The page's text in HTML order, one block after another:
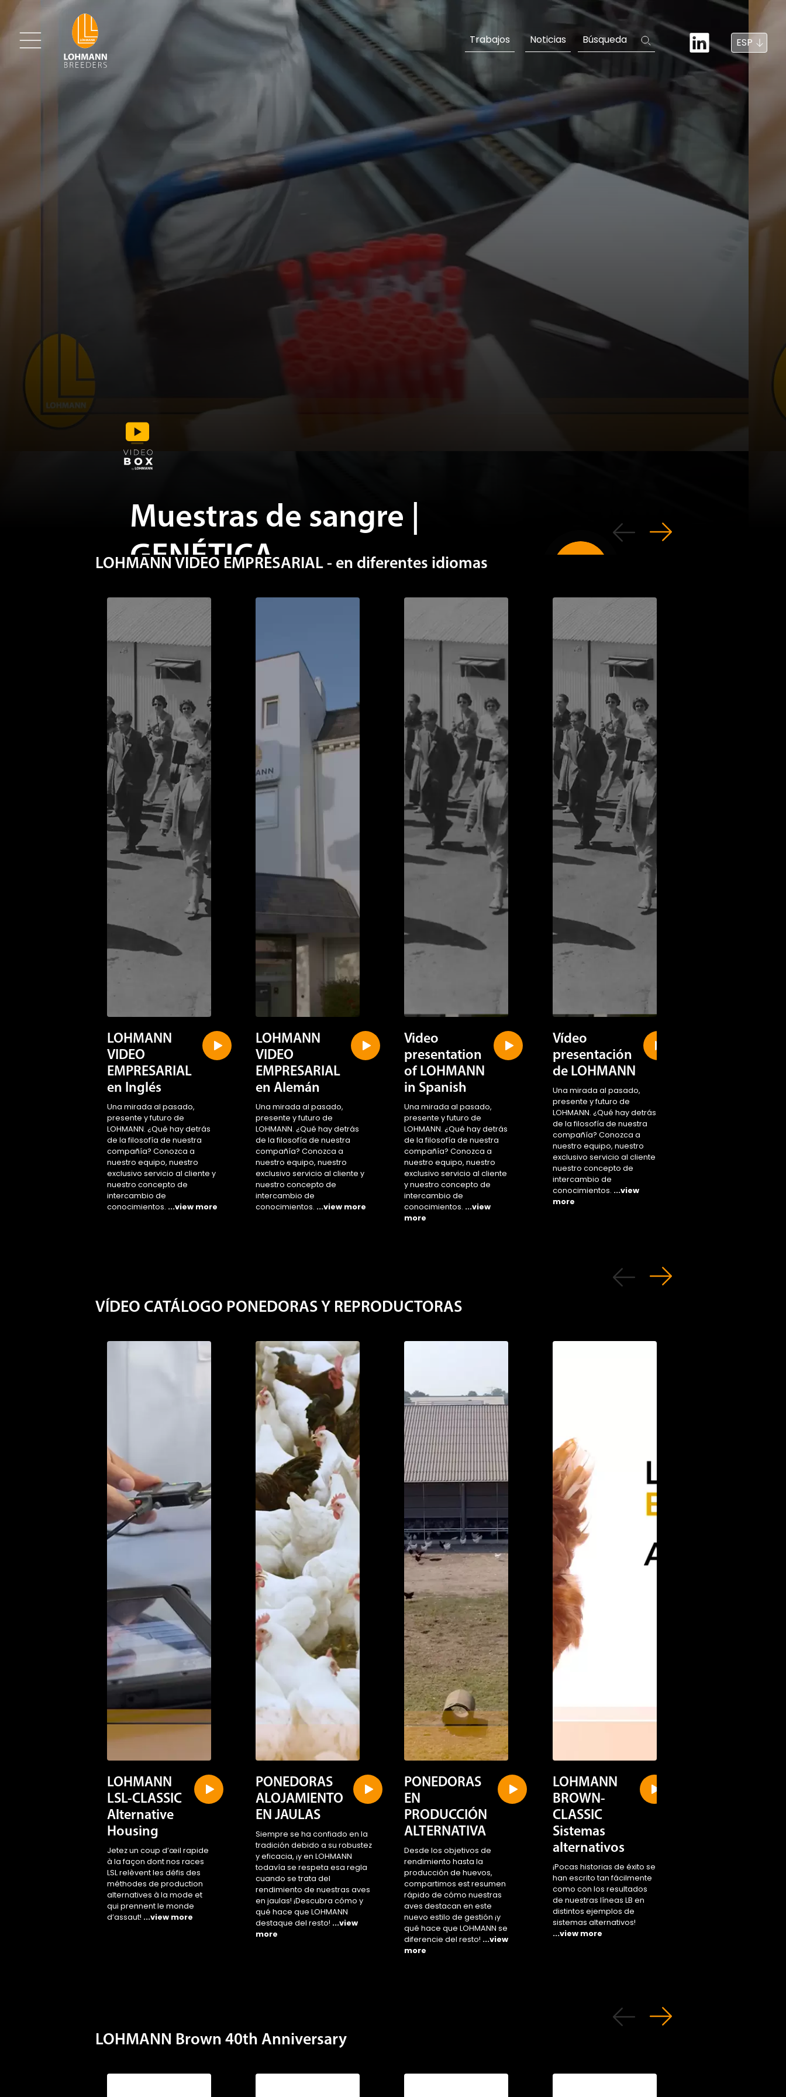
Trabajos Noticias Búsqueda ESP
Muestras de sangre |
GENÉTICA
El sangrado de aves es una práctica rutinaria del
departamento genético para comprobar el estado de salud
general del lote, así como para la extracción de DNA y la
recolección de datos de las estirpes. El mejor punto para
realizarlo es el plexo del ala.
MÁS INFO
LOHMANN VIDEO EMPRESARIAL - en diferentes idiomas
LOHMANN
VIDEO
EMPRESARIAL
en Inglés
Una mirada al pasado,
presente y futuro de
LOHMANN. ¿Qué hay detrás
de la filosofía de nuestra
compañía? Conozca a
nuestro equipo, nuestro
exclusivo servicio al cliente y
nuestro concepto de
intercambio de
conocimientos. ...view more
LOHMANN
VIDEO
EMPRESARIAL
en Alemán
Una mirada al pasado,
presente y futuro de
LOHMANN. ¿Qué hay detrás
de la filosofía de nuestra
compañía? Conozca a
nuestro equipo, nuestro
exclusivo servicio al cliente y
nuestro concepto de
intercambio de
conocimientos. ...view more
Video
presentation
of LOHMANN
in Spanish
Una mirada al pasado,
presente y futuro de
LOHMANN. ¿Qué hay detrás
de la filosofía de nuestra
compañía? Conozca a
nuestro equipo, nuestro
exclusivo servicio al cliente
y nuestro concepto de
intercambio de
conocimientos. ...view
more
Vídeo
presentación
de LOHMANN
Una mirada al pasado,
presente y futuro de
LOHMANN. ¿Qué hay detrás
de la filosofía de nuestra
compañía? Conozca a
nuestro equipo, nuestro
exclusivo servicio al cliente y
nuestro concepto de
intercambio de
conocimientos. ...view
more
VÍDEO CATÁLOGO PONEDORAS Y REPRODUCTORAS
LOHMANN
LSL-CLASSIC
Alternative
Housing
Jetez un coup d’œil rapide
à la façon dont nos races
LSL relèvent les défis des
méthodes de production
alternatives à la mode et
qui prennent le monde
d’assaut! ...view more
PONEDORAS
ALOJAMIENTO
EN JAULAS
Siempre se ha confiado en la
tradición debido a su robustez
y eficacia, ¡y en LOHMANN
todavía se respeta esa regla
cuando se trata del
rendimiento de nuestras aves
en jaulas! ¡Descubra cómo y
qué hace que LOHMANN
destaque del resto! ...view
more
PONEDORAS
EN
PRODUCCIÓN
ALTERNATIVA
Desde los objetivos de
rendimiento hasta la
producción de huevos,
compartimos est resumen
rápido de cómo nuestras
aves destacan en este
nuevo estilo de gestión ¡y
qué hace que LOHMANN se
diferencie del resto! ...view
more
LOHMANN
BROWN-
CLASSIC
Sistemas
alternativos
¡Pocas historias de éxito se
han escrito tan fácilmente
como con los resultados
de nuestras líneas LB en
distintos ejemplos de
sistemas alternativos!
...view more
LOHMANN Brown 40th Anniversary